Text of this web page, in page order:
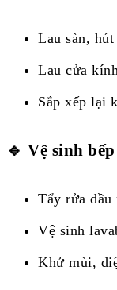
Lau sàn,
Lau cửa
Sắp xếp lại
🔹 Vệ sinh
Tẩy rửa dầu
Vệ sinh
Khử mùi,